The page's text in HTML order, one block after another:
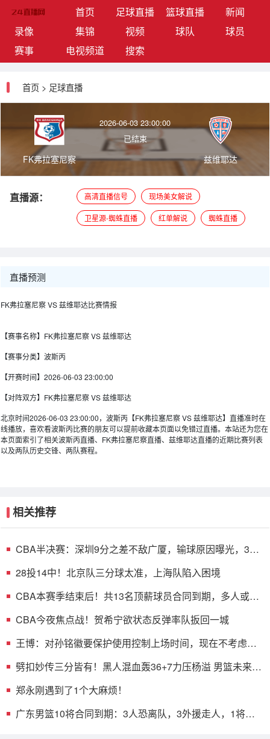
首页(current)足球直播 篮球直播
新闻
录像
集锦 视频 球队
球员
赛事
电视频道 搜索
首页 > 足球直播
FK弗拉塞尼察
2026-06-03 23:00:00
已结束
兹维耶达
直播源： 高清直播信号 现场美女解说
卫星源-蜘蛛直播 红单解说 蜘蛛直播
直播预测
FK弗拉塞尼察 VS 兹维耶达比赛情报
【赛事名称】 FK弗拉塞尼察 VS 兹维耶达
【赛事分类】 波斯丙
【开赛时间】 2026-06-03 23:00:00
【对阵双方】 FK弗拉塞尼察 VS 兹维耶达
北京时间2026-06-03 23:00:00，波斯丙【FK弗拉塞尼察 VS 兹维耶达】直播准时在
线播放，喜欢看波斯丙比赛的朋友可以提前收藏本页面以免错过直播。本站还为您在
本页面索引了相关波斯丙直播、FK弗拉塞尼察直播、兹维耶达直播的近期比赛列表
以及两队历史交锋、两队赛程。
相关推荐
CBA半决赛：深圳9分之差不敌广厦，输球原因曝光，3人
28投14中！北京队三分球太准，上海队陷入困境
CBA本赛季结束后！共13名顶薪球员合同到期，多人或遭
CBA今夜焦点战！贺希宁欲状态反弹率队扳回一城
王博：对孙铭徽要保护使用控制上场时间，现在不考虑总
劈扣妙传三分皆有！黑人混血轰36+7力压杨溢 男篮未来十
郑永刚遇到了1个大麻烦！
广东男篮10将合同到期：3人恐离队，3外援走人，1将或